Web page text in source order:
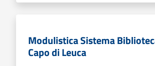
Modulistica Sistema
Capo di Leuca